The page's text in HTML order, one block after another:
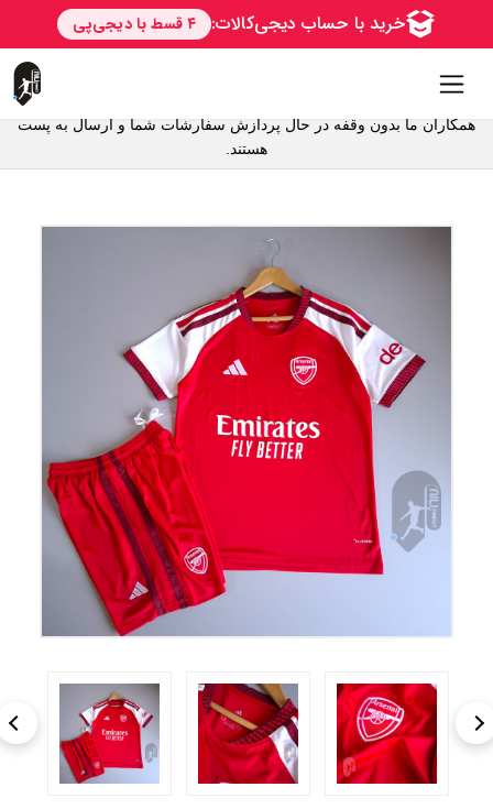
همکاران ما بدون وقفه در حال پردازش سفارشات شما و ارسال به پست
هستند.